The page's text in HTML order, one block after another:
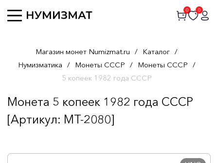
0 0
Магазин монет Numizmat.ru / Каталог /
Нумизматика / Монеты СССР / Монеты СССР /
5 копеек 1982 года СССР
Монета 5 копеек 1982 года СССР
[Артикул: MT-2080]